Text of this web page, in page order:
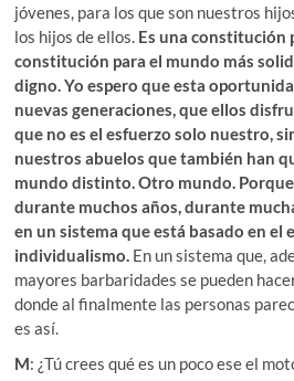
jóvenes, para los que son nuestros
los hijos de ellos. Es una constitución
constitución para el mundo más
digno. Yo espero que esta
nuevas generaciones, que ellos
que no es el esfuerzo solo nuestro,
nuestros abuelos que también han
mundo distinto. Otro mundo.
durante muchos años, durante
en un sistema que está basado en el
individualismo. En un sistema que,
mayores barbaridades se pueden
donde al finalmente las personas
es así.
M: ¿Tú crees qué es un poco ese el